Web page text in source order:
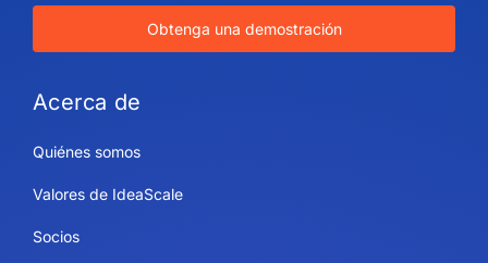
Obtenga una demostración
Acerca de
Quiénes somos
Valores de IdeaScale
Socios